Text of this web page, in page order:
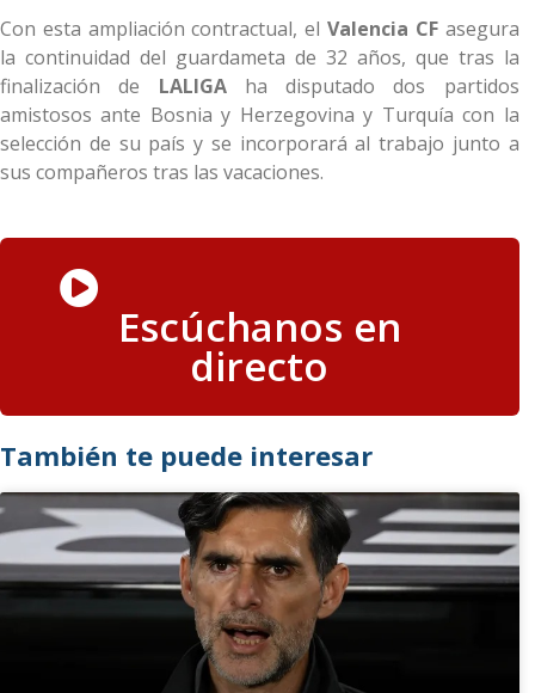
Con esta ampliación contractual, el Valencia CFasegura
la continuidad del guardameta de 32 años, que tras la
finalización de LALIGAha disputado dos partidos
amistosos ante Bosnia y Herzegovina y Turquía con la
selección de su país y se incorporará al trabajo junto a
sus compañeros tras las vacaciones.
Escúchanos en
directo
También te puede interesar